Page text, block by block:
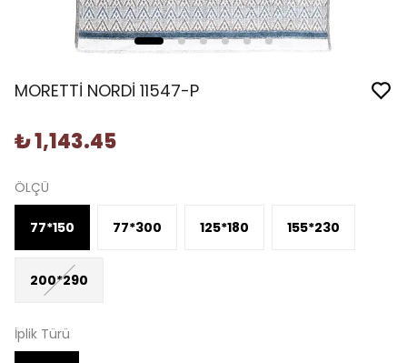
MORETTİ NORDİ 11547-P
₺ 1,143.45
ÖLÇÜ
77*150 77*300 125*180 155*230
200*290
İplik Türü